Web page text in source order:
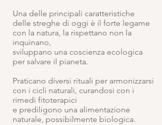
Una delle principali caratteristiche
delle streghe di oggi è il forte legame
con la natura, la rispettano non la
inquinano,
sviluppano una coscienza ecologica
per salvare il pianeta.
Praticano diversi rituali per armonizzarsi
con i cicli naturali, curandosi con i
rimedi fitoterapici
e prediligono una alimentazione
naturale, possibilmente biologica.